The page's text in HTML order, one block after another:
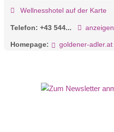
Wellnesshotel auf der Karte
Telefon: +43 544... anzeigen
Homepage: goldener-adler.at